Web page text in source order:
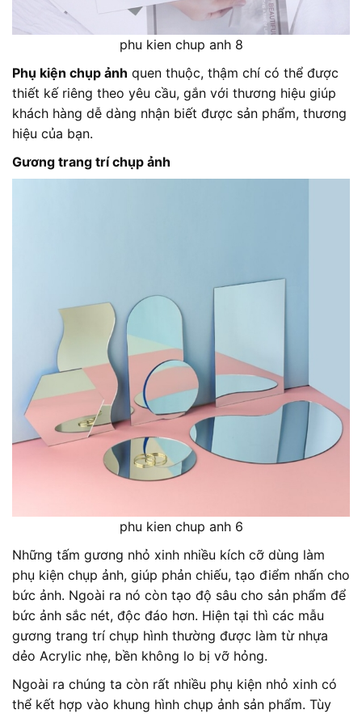
phu kien chup anh 8
Phụ kiện chụp ảnh quen thuộc, thậm chí có thể được
thiết kế riêng theo yêu cầu, gắn với thương hiệu giúp
khách hàng dễ dàng nhận biết được sản phẩm, thương
hiệu của bạn.
Gương trang trí chụp ảnh
phu kien chup anh 6
Những tấm gương nhỏ xinh nhiều kích cỡ dùng làm
phụ kiện chụp ảnh, giúp phản chiếu, tạo điểm nhấn cho
bức ảnh. Ngoài ra nó còn tạo độ sâu cho sản phẩm để
bức ảnh sắc nét, độc đáo hơn. Hiện tại thì các mẫu
gương trang trí chụp hình thường được làm từ nhựa
dẻo Acrylic nhẹ, bền không lo bị vỡ hỏng.
Ngoài ra chúng ta còn rất nhiều phụ kiện nhỏ xinh có
thể kết hợp vào khung hình chụp ảnh sản phẩm. Tùy